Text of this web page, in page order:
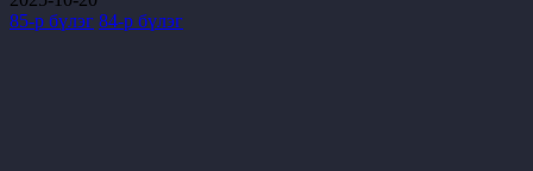
85-р бүлэг 84-р бүлэг